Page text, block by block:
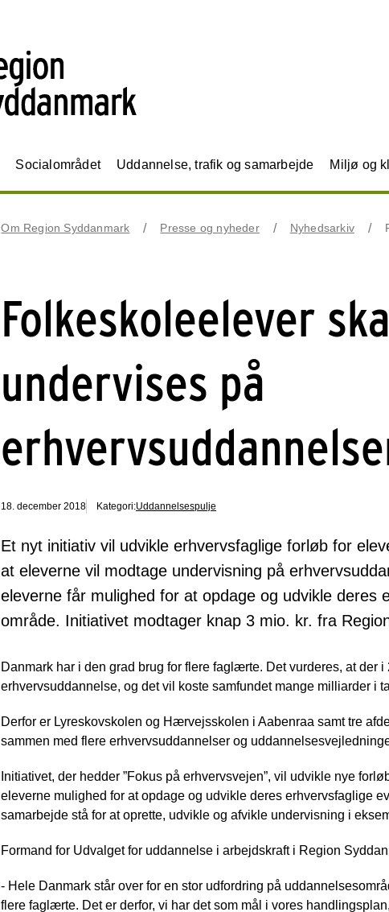
Socialområdet Uddannelse, trafik og samarbejde Miljø og
Om Region Syddanmark Presse og nyheder Nyhedsarkiv
Folkeskoleelever
undervises på
18. december 2018 Kategori:Uddannelsespulje
Et nyt initiativ vil udvikle erhvervsfaglige forløb for
at eleverne vil modtage undervisning på
eleverne får mulighed for at opdage og udvikle deres
område. Initiativet modtager knap 3 mio. kr. fra
Danmark har i den grad brug for flere faglærte. Det vurderes, at der
erhvervsuddannelse, og det vil koste samfundet mange milliarder i
Derfor er Lyreskovskolen og Hærvejsskolen i Aabenraa samt tre
sammen med flere erhvervsuddannelser og
Initiativet, der hedder ”Fokus på erhvervsvejen”, vil udvikle nye
eleverne mulighed for at opdage og udvikle deres erhvervsfaglige
samarbejde stå for at oprette, udvikle og afvikle undervisning i
Formand for Udvalget for uddannelse i arbejdskraft i Region
- Hele Danmark står over for en stor udfordring på
flere faglærte. Det er derfor, vi har det som mål i vores